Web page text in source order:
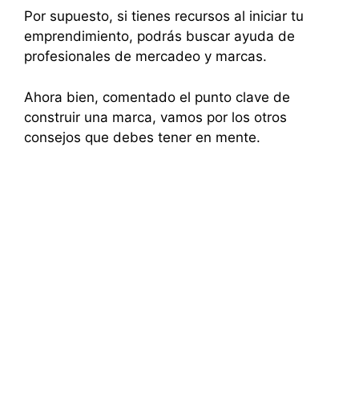
Por supuesto, si tienes recursos al iniciar tu
emprendimiento, podrás buscar ayuda de
profesionales de mercadeo y marcas.
Ahora bien, comentado el punto clave de
construir una marca, vamos por los otros
consejos que debes tener en mente.